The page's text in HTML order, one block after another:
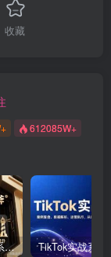
收藏
612085W+
团队管理必学课程系列，阿里巴巴“腿部三板斧”